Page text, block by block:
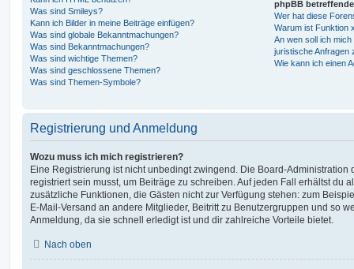
Was sind Smileys?
Kann ich Bilder in meine Beiträge einfügen?
Was sind globale Bekanntmachungen?
Was sind Bekanntmachungen?
Was sind wichtige Themen?
Was sind geschlossene Themen?
Was sind Themen-Symbole?
phpBB
Wer hat diese
Warum ist Funktion
An wen soll ich
juristische Anfragen
Wie kann ich einen
Registrierung und Anmeldung
Wozu muss ich mich registrieren?
Eine Registrierung ist nicht unbedingt zwingend. Die Board-Administration
registriert sein musst, um Beiträge zu schreiben. Auf jeden Fall erhältst du
zusätzliche Funktionen, die Gästen nicht zur Verfügung stehen: zum
E-Mail-Versand an andere Mitglieder, Beitritt zu Benutzergruppen und so
Anmeldung, da sie schnell erledigt ist und dir zahlreiche Vorteile bietet.
Nach oben